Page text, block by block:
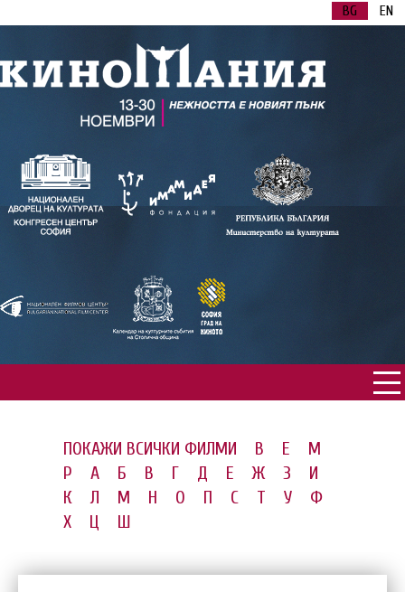
BG EN
ПОКАЖИ ВСИЧКИ ФИЛМИ B E
M
P
А Б В Г Д Е Ж З
И
К
Л М Н О П С Т У
Ф
Х
Ц Ш